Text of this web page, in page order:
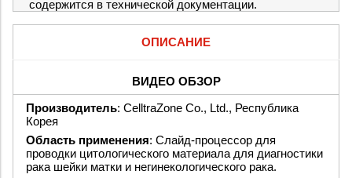
содержится в технической документации.
ОПИСАНИЕ
ВИДЕО ОБЗОР
Производитель: CelltraZone Co., Ltd., Республика
Корея
Область применения: Слайд-процессор для
проводки цитологического материала для диагностики
рака шейки матки и негинекологического рака.